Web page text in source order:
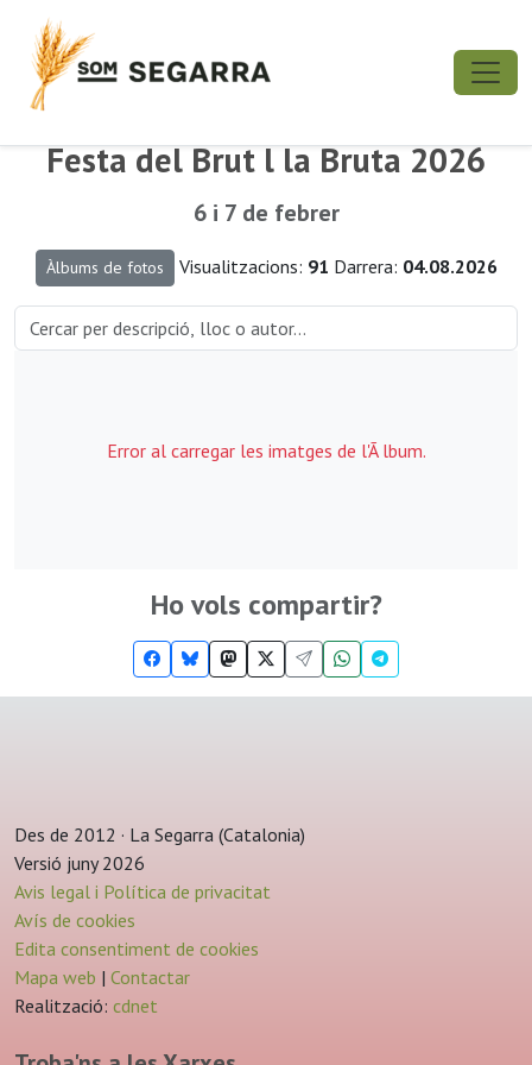
Festa del Brut l la Bruta 2026
6 i 7 de febrer
Àlbums de fotos Visualitzacions: 91 Darrera: 04.08.2026
Error al carregar les imatges de l'Ã lbum.
Ho vols compartir?
Des de 2012 · La Segarra (Catalonia)
Versió juny 2026
Avis legal i Política de privacitat
Avís de cookies
Edita consentiment de cookies
Mapa web | Contactar
Realització: cdnet